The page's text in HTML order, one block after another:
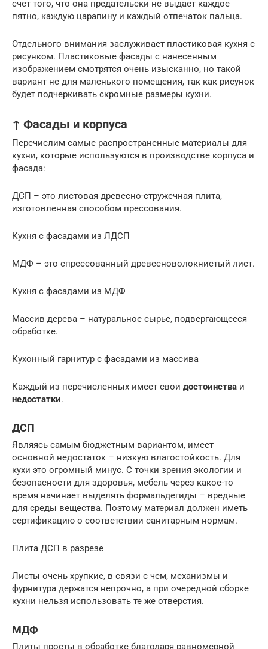
счет того, что она предательски не выдает каждое
пятно, каждую царапину и каждый отпечаток пальца.
Отдельного внимания заслуживает пластиковая кухня с
рисунком. Пластиковые фасады с нанесенным
изображением смотрятся очень изысканно, но такой
вариант не для маленького помещения, так как рисунок
будет подчеркивать скромные размеры кухни.
↑ Фасады и корпуса
Перечислим самые распространенные материалы для
кухни, которые используются в производстве корпуса и
фасада:
ДСП – это листовая древесно-стружечная плита,
изготовленная способом прессования.
Кухня с фасадами из ЛДСП
МДФ – это спрессованный древесноволокнистый лист.
Кухня с фасадами из МДФ
Массив дерева – натуральное сырье, подвергающееся
обработке.
Кухонный гарнитур с фасадами из массива
Каждый из перечисленных имеет свои достоинства и
недостатки.
ДСП
Являясь самым бюджетным вариантом, имеет
основной недостаток – низкую влагостойкость. Для
кухи это огромный минус. С точки зрения экологии и
безопасности для здоровья, мебель через какое-то
время начинает выделять формальдегиды – вредные
для среды вещества. Поэтому материал должен иметь
сертификацию о соответствии санитарным нормам.
Плита ДСП в разрезе
Листы очень хрупкие, в связи с чем, механизмы и
фурнитура держатся непрочно, а при очередной сборке
кухни нельзя использовать те же отверстия.
МДФ
Плиты просты в обработке благодаря равномерной